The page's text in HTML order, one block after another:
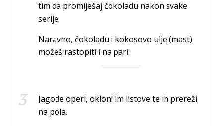
tim da promiješaj čokoladu nakon svake
serije.
Naravno, čokoladu i kokosovo ulje (mast)
možeš rastopiti i na pari.
Jagode operi, okloni im listove te ih prereži
na pola.